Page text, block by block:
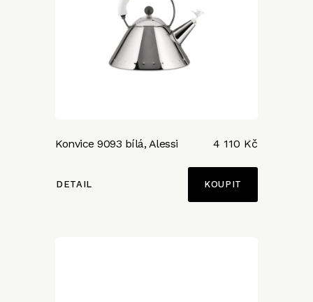
Konvice 9093 bílá, Alessi 4 110 Kč
DETAIL